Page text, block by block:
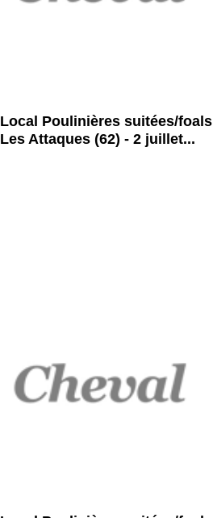
Local Poulinières suitées/foals
Les Attaques (62) - 2 juillet...